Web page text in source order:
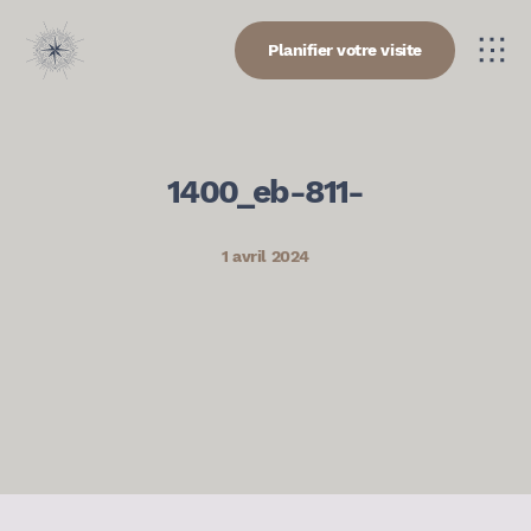
Planifier votre visite
1400_eb-811-
1 avril 2024